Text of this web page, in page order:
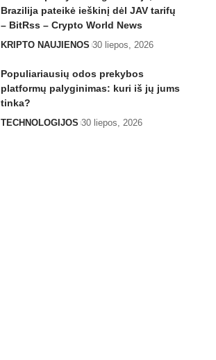
Brazilija pateikė ieškinį dėl JAV tarifų
– BitRss – Crypto World News
KRIPTO NAUJIENOS 30 liepos, 2026
Populiariausių odos prekybos
platformų palyginimas: kuri iš jų jums
tinka?
TECHNOLOGIJOS 30 liepos, 2026